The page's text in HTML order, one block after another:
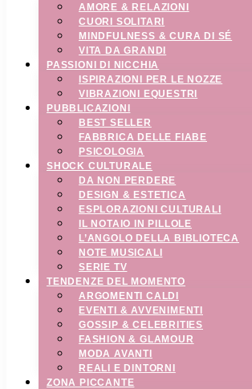
AMORE & RELAZIONI
CUORI SOLITARI
MINDFULNESS & CURA DI SÉ
VITA DA GRANDI
PASSIONI DI NICCHIA
ISPIRAZIONI PER LE NOZZE
VIBRAZIONI EQUESTRI
PUBBLICAZIONI
BEST SELLER
FABBRICA DELLE FIABE
PSICOLOGIA
SHOCK CULTURALE
DA NON PERDERE
DESIGN & ESTETICA
ESPLORAZIONI CULTURALI
IL NOTAIO IN PILLOLE
L’ANGOLO DELLA BIBLIOTECA
NOTE MUSICALI
SERIE TV
TENDENZE DEL MOMENTO
ARGOMENTI CALDI
EVENTI & AVVENIMENTI
GOSSIP & CELEBRITIES
FASHION & GLAMOUR
MODA AVANTI
REALI E DINTORNI
ZONA PICCANTE